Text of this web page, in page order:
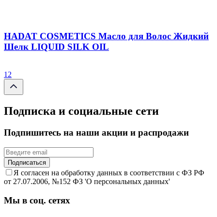
HADAT COSMETICS Масло для Волос Жидкий
Шелк LIQUID SILK OIL
12
Подписка и социальные сети
Подпишитесь на наши акции и распродажи
Подписаться
Я согласен на обработку данных в соответствии с ФЗ РФ
от 27.07.2006, №152 ФЗ 'О персональных данных'
Мы в соц. сетях